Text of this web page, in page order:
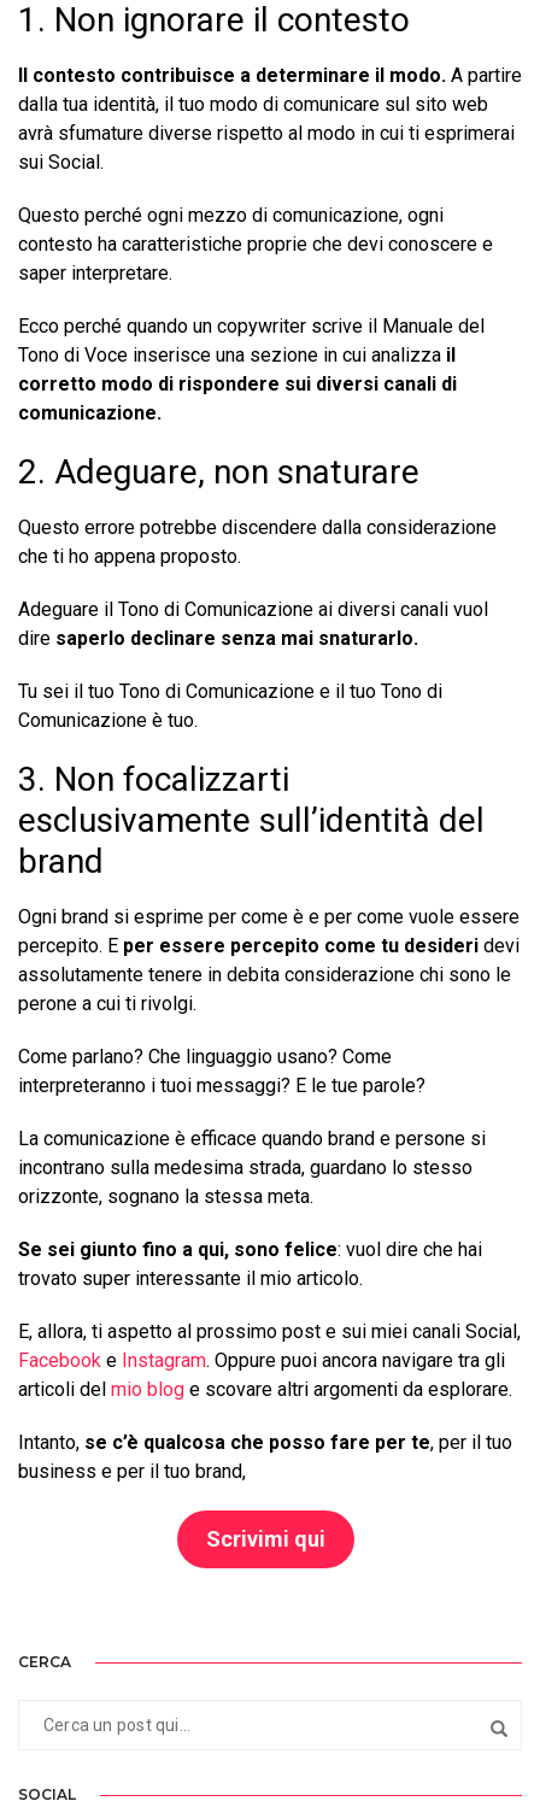
1. Non ignorare il contesto
Il contesto contribuisce a determinare il modo. A partire
dalla tua identità, il tuo modo di comunicare sul sito web
avrà sfumature diverse rispetto al modo in cui ti esprimerai
sui Social.
Questo perché ogni mezzo di comunicazione, ogni
contesto ha caratteristiche proprie che devi conoscere e
saper interpretare.
Ecco perché quando un copywriter scrive il Manuale del
Tono di Voce inserisce una sezione in cui analizza il
corretto modo di rispondere sui diversi canali di
comunicazione.
2. Adeguare, non snaturare
Questo errore potrebbe discendere dalla considerazione
che ti ho appena proposto.
Adeguare il Tono di Comunicazione ai diversi canali vuol
dire saperlo declinare senza mai snaturarlo.
Tu sei il tuo Tono di Comunicazione e il tuo Tono di
Comunicazione è tuo.
3. Non focalizzarti
esclusivamente sull’identità del
brand
Ogni brand si esprime per come è e per come vuole essere
percepito. E per essere percepito come tu desideri devi
assolutamente tenere in debita considerazione chi sono le
perone a cui ti rivolgi.
Come parlano? Che linguaggio usano? Come
interpreteranno i tuoi messaggi? E le tue parole?
La comunicazione è efficace quando brand e persone si
incontrano sulla medesima strada, guardano lo stesso
orizzonte, sognano la stessa meta.
Se sei giunto fino a qui, sono felice: vuol dire che hai
trovato super interessante il mio articolo.
E, allora, ti aspetto al prossimo post e sui miei canali Social,
Facebook e Instagram. Oppure puoi ancora navigare tra gli
articoli del mio blog e scovare altri argomenti da esplorare.
Intanto, se c’è qualcosa che posso fare per te, per il tuo
business e per il tuo brand,
Scrivimi qui
CERCA
SOCIAL